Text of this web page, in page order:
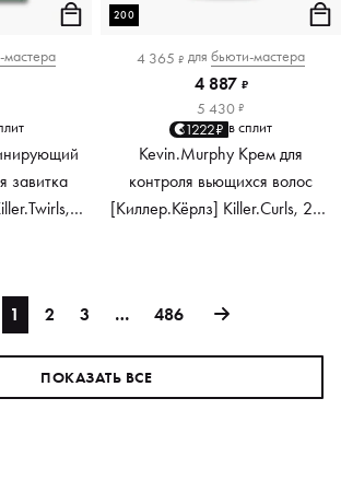
завитка
200
4 365 ₽ для бьюти-мастера
4 887 ₽
5 430 ₽
1222₽ в сплит
Kevin.Murphy Крем для
контроля вьющихся волос
[Киллер.Кёрлз] Killer.Curls, 200
1 2 3 … 486
ПОКАЗАТЬ ВСЕ